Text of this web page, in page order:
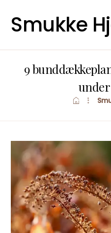
Smukke
9